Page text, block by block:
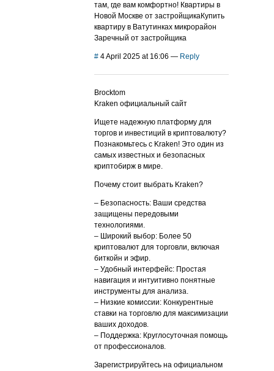
там, где вам комфортно! Квартиры в
Новой Москве от застройщикаКупить
квартиру в Ватутинках микрорайон
Заречный от застройщика
# 4 April 2025 at 16:06 — Reply
Brocktom
Kraken официальный сайт
Ищете надежную платформу для
торгов и инвестиций в криптовалюту?
Познакомьтесь с Kraken! Это один из
самых известных и безопасных
криптобирж в мире.
Почему стоит выбрать Kraken?
– Безопасность: Ваши средства
защищены передовыми
технологиями.
– Широкий выбор: Более 50
криптовалют для торговли, включая
биткойн и эфир.
– Удобный интерфейс: Простая
навигация и интуитивно понятные
инструменты для анализа.
– Низкие комиссии: Конкурентные
ставки на торговлю для максимизации
ваших доходов.
– Поддержка: Круглосуточная помощь
от профессионалов.
Зарегистрируйтесь на официальном